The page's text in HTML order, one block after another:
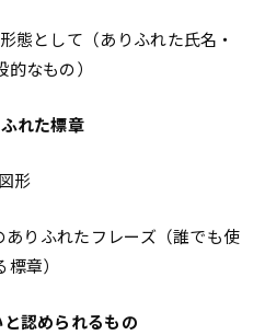
態として（ありふれた氏名・
なもの）
れた標章
形
ありふれたフレーズ（誰でも使
章）
認められるもの